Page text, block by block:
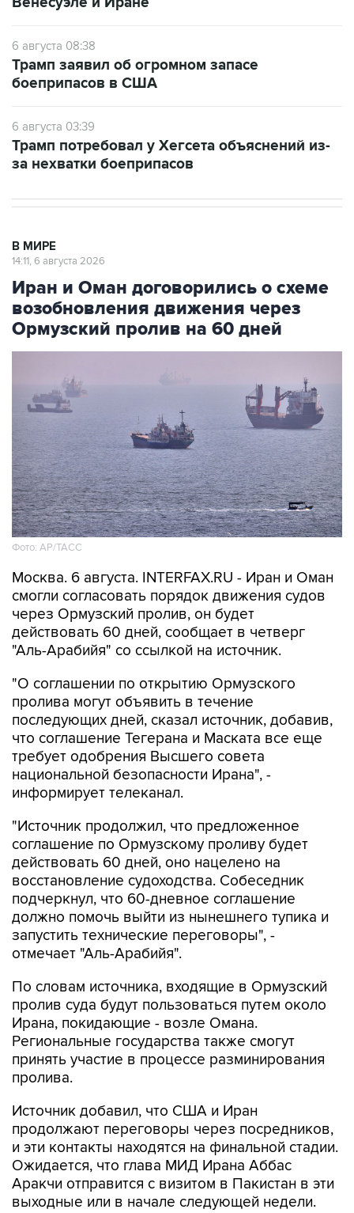
6 августа 08:38
Трамп заявил об огромном запасе
боеприпасов в США
6 августа 03:39
Трамп потребовал у Хегсета объяснений из-
за нехватки боеприпасов
В МИРЕ
14:11, 6 августа 2026
Иран и Оман договорились о схеме
возобновления движения через
Ормузский пролив на 60 дней
Фото: AP/ТАСС
Москва. 6 августа. INTERFAX.RU - Иран и Оман
смогли согласовать порядок движения судов
через Ормузский пролив, он будет
действовать 60 дней, сообщает в четверг
"Аль-Арабийя" со ссылкой на источник.
"О соглашении по открытию Ормузского
пролива могут объявить в течение
последующих дней, сказал источник, добавив,
что соглашение Тегерана и Маската все еще
требует одобрения Высшего совета
национальной безопасности Ирана", -
информирует телеканал.
"Источник продолжил, что предложенное
соглашение по Ормузскому проливу будет
действовать 60 дней, оно нацелено на
восстановление судоходства. Собеседник
подчеркнул, что 60-дневное соглашение
должно помочь выйти из нынешнего тупика и
запустить технические переговоры", -
отмечает "Аль-Арабийя".
По словам источника, входящие в Ормузский
пролив суда будут пользоваться путем около
Ирана, покидающие - возле Омана.
Региональные государства также смогут
принять участие в процессе разминирования
пролива.
Источник добавил, что США и Иран
продолжают переговоры через посредников,
и эти контакты находятся на финальной стадии.
Ожидается, что глава МИД Ирана Аббас
Аракчи отправится с визитом в Пакистан в эти
выходные или в начале следующей недели.